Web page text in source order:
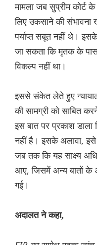
मामला जब सुप्रीम कोर्ट
लिए उकसाने की संभावना
पर्याप्त सबूत नहीं थे।
जा सकता कि मृतक के
विकल्प नहीं था।
इससे संकेत लेते हुए
की सामग्री को साबित
इस बात पर प्रकाश
नहीं है। इसके अलावा,
जब तक कि यह साक्ष्य
आए, जिसमें अन्य बातों के
गई।
अदालत ने कहा,